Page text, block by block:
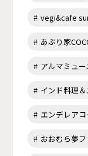
vegi&cafe
あぶり家
アルマミュー
インド料理
エンデレア
おおむら夢